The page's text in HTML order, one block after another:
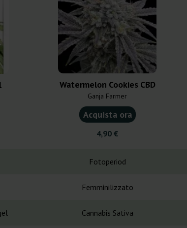
Watermelon Cookies CBD
Ganja Farmer
Acquista ora
4,90 €
Fotoperiod
Femminilizzato
Cannabis Sativa